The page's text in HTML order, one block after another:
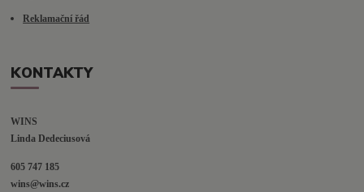
Reklamační řád
KONTAKTY
WINS
Linda Dedeciusová
605 747 185
wins@wins.cz